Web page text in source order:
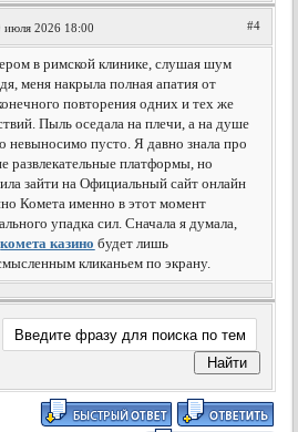
июля 2026 18:00 #4
в римской клинике, слушая шум
меня накрыла полная апатия от
повторения одних и тех же
Пыль оседала на плечи, а на душе
невыносимо пусто. Я давно знала про
развлекательные платформы, но
зайти на Официальный сайт онлайн
Комета именно в этот момент
упадка сил. Сначала я думала,
комета казино будет лишь
кликаньем по экрану.